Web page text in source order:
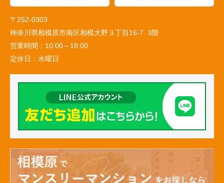
〒252-0303
神奈川県相模原市南区相模大野３丁目16-7 3階
営業時間： 10:00～18:00
定休日： 水曜日